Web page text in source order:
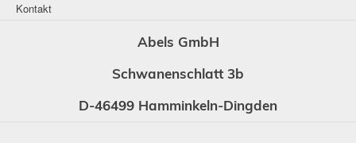
Kontakt
Abels GmbH
Schwanenschlatt 3b
D-46499 Hamminkeln-Dingden